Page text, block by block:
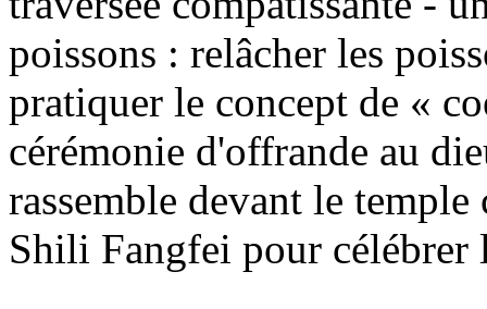
poissons : relâcher les
pratiquer le concept de «
cérémonie d'offrande au
rassemble devant le
Shili Fangfei pour célébrer